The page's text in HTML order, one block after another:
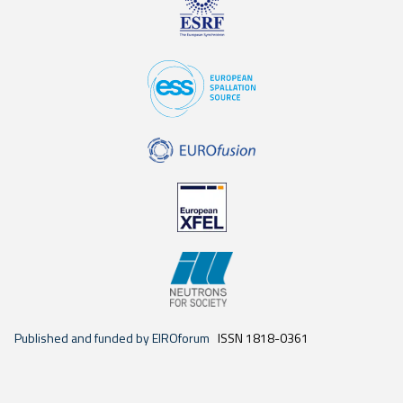
Published and funded by EIROforum ISSN 1818-0361